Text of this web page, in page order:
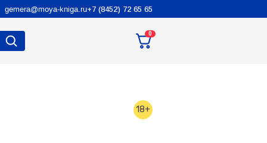
gemera@moya-kniga.ru+7 (8452) 72 65 65
0
18+